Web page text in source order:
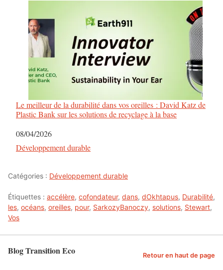
Le meilleur de la durabilité dans vos oreilles : David Katz de
Plastic Bank sur les solutions de recyclage à la base
Date
08/04/2026
Par rapport à
Développement durable
Catégories : Développement durable
Étiquettes : accélère, cofondateur, dans, dOkhtapus, Durabilité,
les, océans, oreilles, pour, SarkozyBanoczy, solutions, Stewart,
Vos
Blog Transition Eco Retour en haut de page